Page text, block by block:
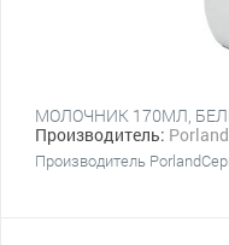
МОЛОЧНИК 170МЛ,
Производитель: Porland
Производитель